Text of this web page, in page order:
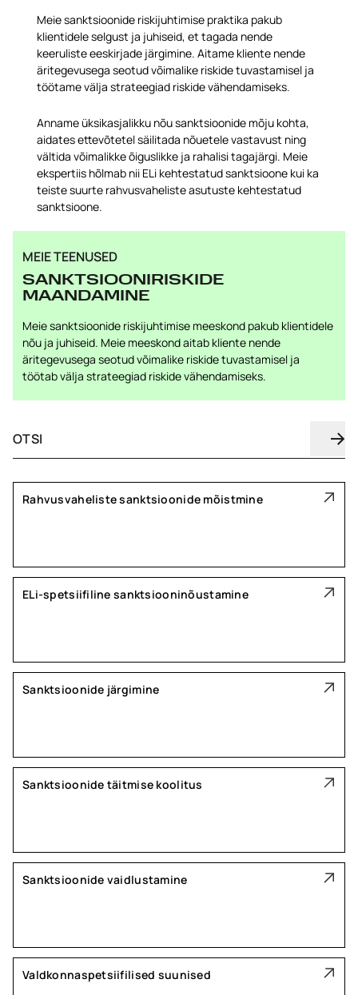
Meie sanktsioonide riskijuhtimise praktika pakub
klientidele selgust ja juhiseid, et tagada nende
keeruliste eeskirjade järgimine. Aitame kliente nende
äritegevusega seotud võimalike riskide tuvastamisel ja
töötame välja strateegiad riskide vähendamiseks.
Anname üksikasjalikku nõu sanktsioonide mõju kohta,
aidates ettevõtetel säilitada nõuetele vastavust ning
vältida võimalikke õiguslikke ja rahalisi tagajärgi. Meie
ekspertiis hõlmab nii ELi kehtestatud sanktsioone kui ka
teiste suurte rahvusvaheliste asutuste kehtestatud
sanktsioone.
MEIE TEENUSED
SANKTSIOONIRISKIDE
MAANDAMINE
Meie sanktsioonide riskijuhtimise meeskond pakub klientidele
nõu ja juhiseid. Meie meeskond aitab kliente nende
äritegevusega seotud võimalike riskide tuvastamisel ja
töötab välja strateegiad riskide vähendamiseks.
Rahvusvaheliste sanktsioonide mõistmine
ELi-spetsiifiline sanktsiooninõustamine
Sanktsioonide järgimine
Sanktsioonide täitmise koolitus
Sanktsioonide vaidlustamine
Valdkonnaspetsiifilised suunised